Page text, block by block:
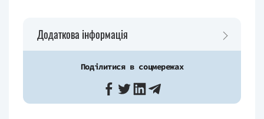
Додаткова інформація
Поділитися в соцмережах